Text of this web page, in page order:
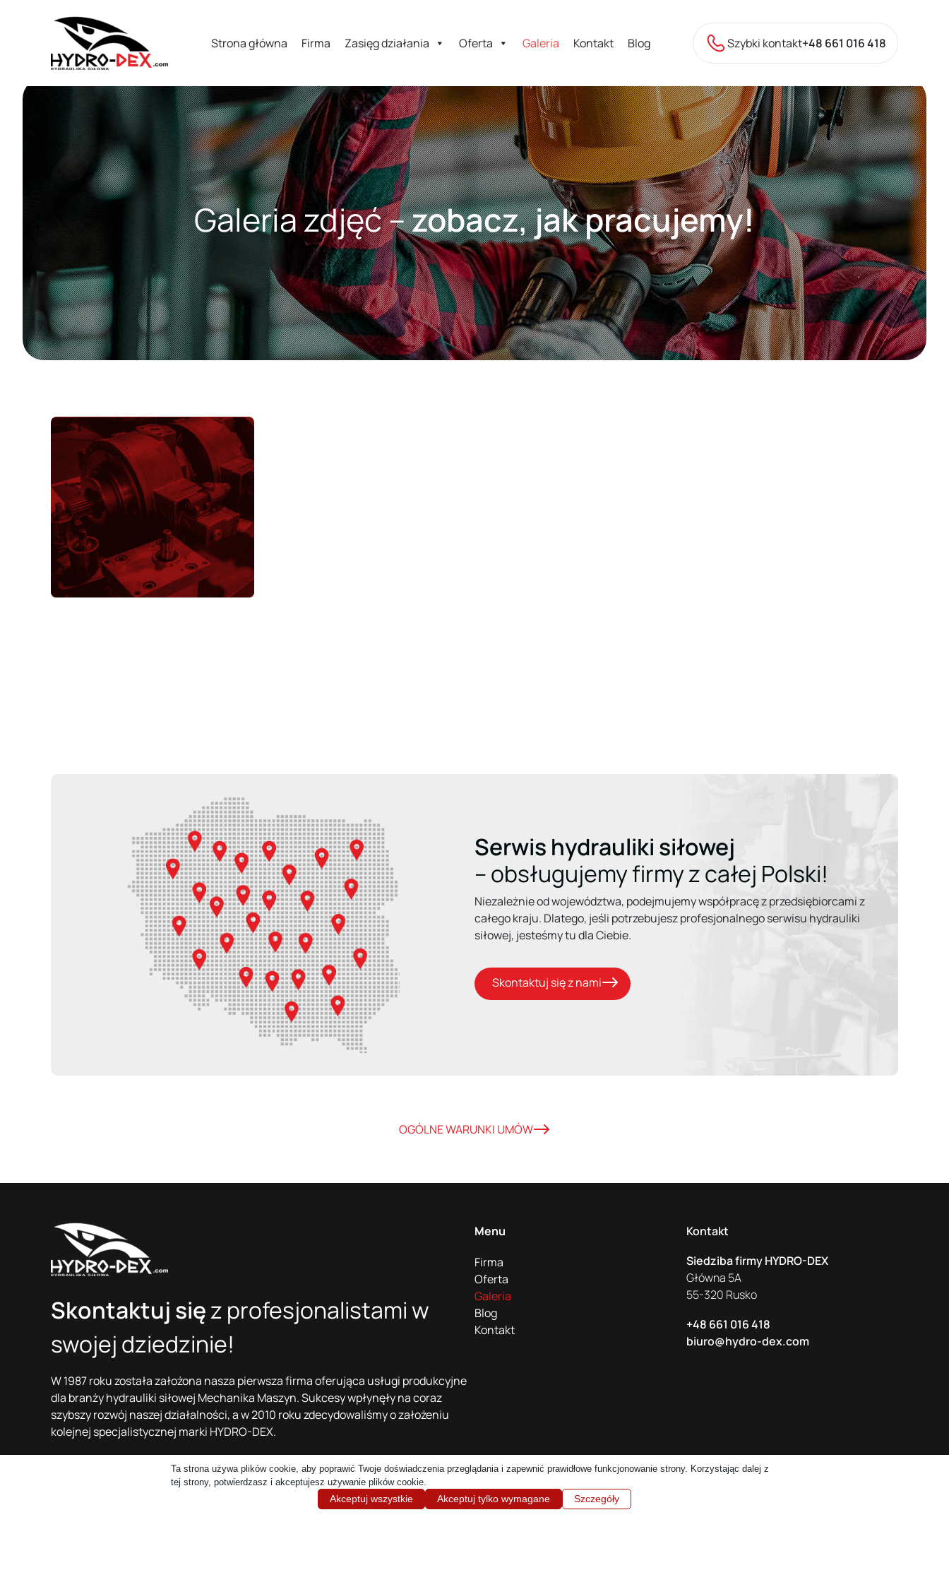
Strona główna Firma Zasięg działania Oferta Galeria Kontakt Blog Szybki kontakt+48 661 016 418
Galeria zdjęć –zobacz, jak pracujemy!
Pompy hydrauliczne
Serwis hydrauliki siłowej
– obsługujemy firmy z całej Polski!
Niezależnie od województwa, podejmujemy współpracę z przedsiębiorcami z
całego kraju. Dlatego, jeśli potrzebujesz profesjonalnego serwisu hydrauliki
siłowej, jesteśmy tu dla Ciebie.
Skontaktuj się z nami
OGÓLNE WARUNKI UMÓW
Skontaktuj sięz profesjonalistami w
swojej dziedzinie!
W 1987 roku została założona nasza pierwsza firma oferująca usługi produkcyjne
dla branży hydrauliki siłowej Mechanika Maszyn. Sukcesy wpłynęły na coraz
szybszy rozwój naszej działalności, a w 2010 roku zdecydowaliśmy o założeniu
kolejnej specjalistycznej marki HYDRO-DEX.
Mechanika Maszyn Zbigniew Kuriata i HYDRO-DEX Grzegorz Kuriata należą do
wspólnej grupy kapitałowej Z i G Kuriata
Menu
Firma
Oferta
Galeria
Blog
Kontakt
Kontakt
Siedziba firmy HYDRO-DEX
Główna 5A
55-320 Rusko
+48 661 016 418
biuro@hydro-dex.com
Ta strona używa plików cookie, aby poprawić Twoje doświadczenia przeglądania i zapewnić prawidłowe funkcjonowanie strony. Korzystając dalej z
tej strony, potwierdzasz i akceptujesz używanie plików cookie.
Akceptuj wszystkie Akceptuj tylko wymagane Szczegóły